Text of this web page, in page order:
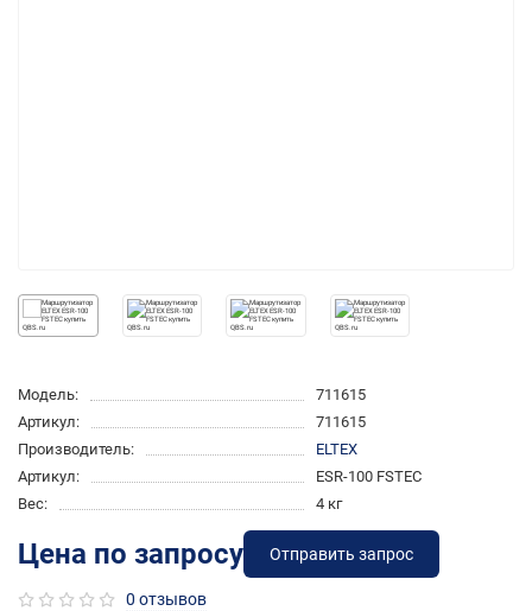
Модель:
711615
Артикул:
711615
Производитель:
ELTEX
Артикул:
ESR-100 FSTEC
Вес:
4 кг
Цена по запросу Отправить запрос
0 отзывов